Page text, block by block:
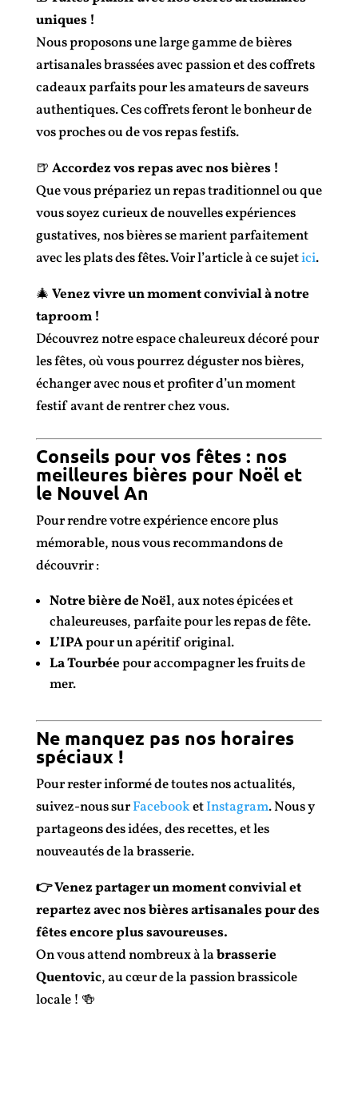
uniques !
Nous proposons une large gamme de bières
artisanales brassées avec passion et des coffrets
cadeaux parfaits pour les amateurs de saveurs
authentiques. Ces coffrets feront le bonheur de
vos proches ou de vos repas festifs.
🍺 Accordez vos repas avec nos bières !
Que vous prépariez un repas traditionnel ou que
vous soyez curieux de nouvelles expériences
gustatives, nos bières se marient parfaitement
avec les plats des fêtes. Voir l’article à ce sujetici.
🎄 Venez vivre un moment convivial à notre
taproom !
Découvrez notre espace chaleureux décoré pour
les fêtes, où vous pourrez déguster nos bières,
échanger avec nous et profiter d’un moment
festif avant de rentrer chez vous.
Conseils pour vos fêtes : nos
meilleures bières pour Noël et
le Nouvel An
Pour rendre votre expérience encore plus
mémorable, nous vous recommandons de
découvrir :
Notre bière de Noël, aux notes épicées et
chaleureuses, parfaite pour les repas de fête.
L’IPApour un apéritif original.
La Tourbéepour accompagner les fruits de
mer.
Ne manquez pas nos horaires
spéciaux !
Pour rester informé de toutes nos actualités,
suivez-nous surFacebooketInstagram. Nous y
partageons des idées, des recettes, et les
nouveautés de la brasserie.
👉 Venez partager un moment convivial et
repartez avec nos bières artisanales pour des
fêtes encore plus savoureuses.
On vous attend nombreux à labrasserie
Quentovic, au cœur de la passion brassicole
locale ! 🍻